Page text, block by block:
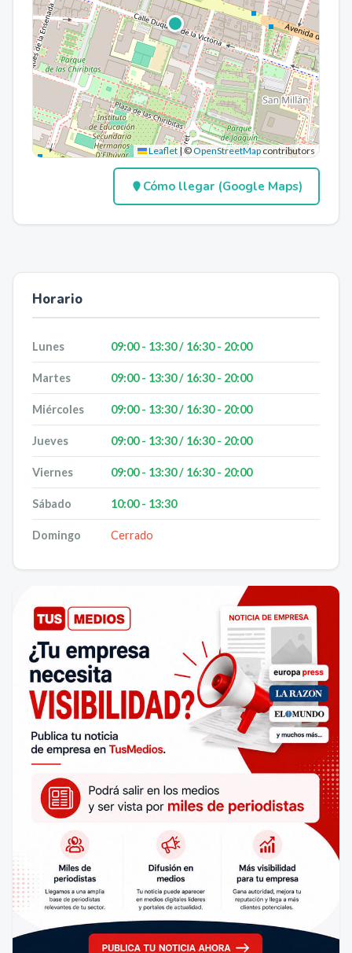
Leaflet |©OpenStreetMapcontributors
Cómo llegar (Google Maps)
Horario
Lunes 09:00 - 13:30 / 16:30 - 20:00
Martes 09:00 - 13:30 / 16:30 - 20:00
Miércoles 09:00 - 13:30 / 16:30 - 20:00
Jueves 09:00 - 13:30 / 16:30 - 20:00
Viernes 09:00 - 13:30 / 16:30 - 20:00
Sábado 10:00 - 13:30
Domingo Cerrado